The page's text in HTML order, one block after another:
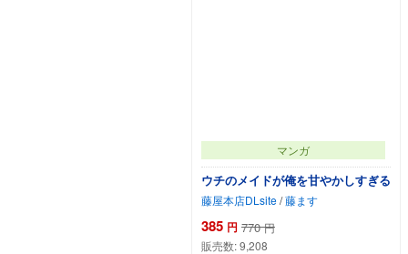
マンガ
ウチのメイドが俺を甘やかしすぎる
藤屋本店DLsite/藤ます
385 円 770 円
販売数:9,208